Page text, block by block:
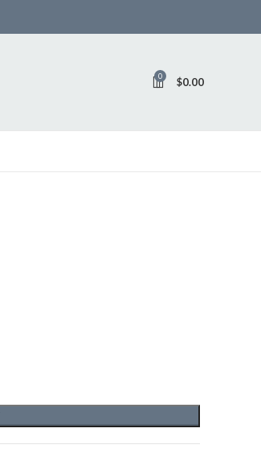
0 $0.00